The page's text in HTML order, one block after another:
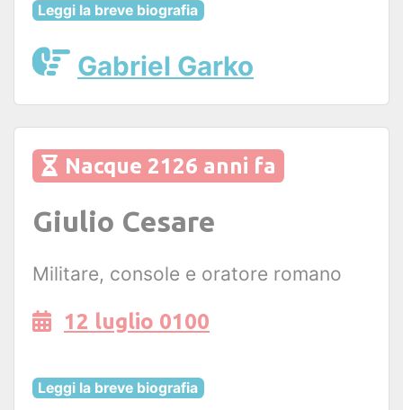
Leggi la breve biografia
Gabriel Garko
Nacque 2126 anni fa
Giulio Cesare
Militare, console e oratore romano
12 luglio 0100
Leggi la breve biografia